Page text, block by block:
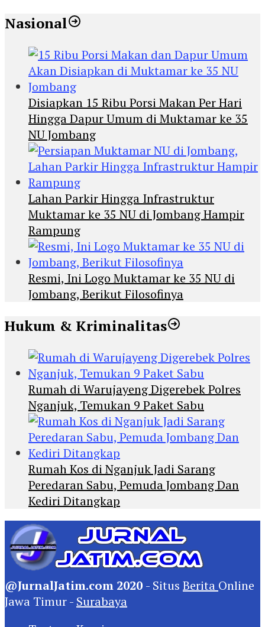
Nasional
Disiapkan 15 Ribu Porsi Makan Per Hari
Hingga Dapur Umum di Muktamar ke 35
NU Jombang
Lahan Parkir Hingga Infrastruktur
Muktamar ke 35 NU di Jombang Hampir
Rampung
Resmi, Ini Logo Muktamar ke 35 NU di
Jombang, Berikut Filosofinya
Hukum & Kriminalitas
Rumah di Warujayeng Digerebek Polres
Nganjuk, Temukan 9 Paket Sabu
Rumah Kos di Nganjuk Jadi Sarang
Peredaran Sabu, Pemuda Jombang Dan
Kediri Ditangkap
@JurnalJatim.com 2020 - Situs Berita Online
Jawa Timur - Surabaya